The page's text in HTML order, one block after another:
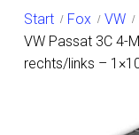
Start Fox VW
VW Passat 3C 4-
rechts/links –